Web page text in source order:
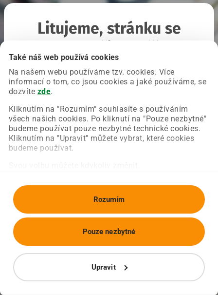
Také náš web používá cookies
Na našem webu používáme tzv. cookies. Více
informací o tom, co jsou cookies a jaké používáme, se
dozvíte zde.
Kliknutím na "Rozumím" souhlasíte s používáním
všech našich cookies. Po kliknutí na "Pouze nezbytné"
budeme používat pouze nezbytné technické cookies.
Kliknutím na "Upravit" můžete vybrat, které cookies
budeme používat.
Rozumím
Upravit
Pouze nezbytné
Litujeme, stránku se
Chyba nastala na naší straně a už ji opravujeme.
Zkuste prosím znovu načíst požadovanou stránku.
Obnovit stránku Úvodní strana